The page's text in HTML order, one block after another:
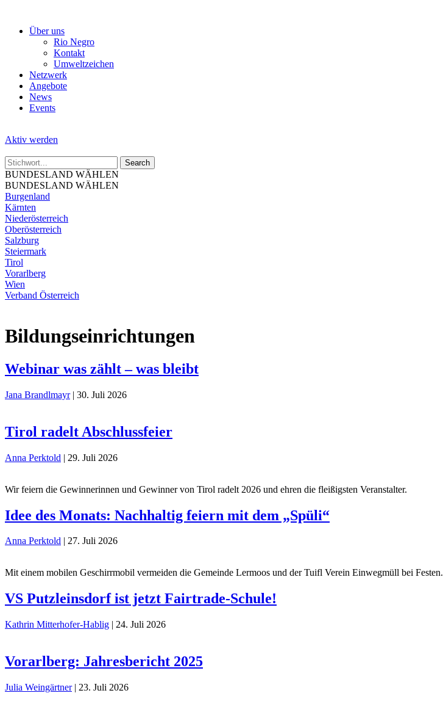
Über uns
Rio Negro
Kontakt
Umweltzeichen
Netzwerk
Angebote
News
Events
Aktiv werden
BUNDESLAND WÄHLEN
BUNDESLAND WÄHLEN
Burgenland
Kärnten
Niederösterreich
Oberösterreich
Salzburg
Steiermark
Tirol
Vorarlberg
Wien
Verband Österreich
Bildungseinrichtungen
Webinar was zählt – was bleibt
Jana Brandlmayr | 30. Juli 2026
Tirol radelt Abschlussfeier
Anna Perktold | 29. Juli 2026
Wir feiern die Gewinnerinnen und Gewinner von Tirol radelt 2026 und ehren die fleißigsten Veranstalter.
Idee des Monats: Nachhaltig feiern mit dem „Spüli“
Anna Perktold | 27. Juli 2026
Mit einem mobilen Geschirrmobil vermeiden die Gemeinde Lermoos und der Tuifl Verein Einwegmüll bei Festen.
VS Putzleinsdorf ist jetzt Fairtrade-Schule!
Kathrin Mitterhofer-Hablig | 24. Juli 2026
Vorarlberg: Jahresbericht 2025
Julia Weingärtner | 23. Juli 2026